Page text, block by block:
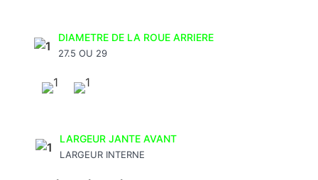
DIAMETRE DE LA ROUE ARRIERE
27.5 OU 29
LARGEUR JANTE AVANT
LARGEUR INTERNE